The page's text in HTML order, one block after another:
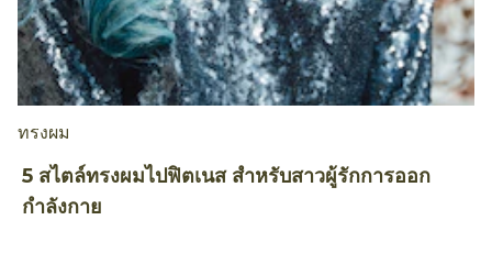
ทรงผม
5 สไตล์ทรงผมไปฟิตเนส สำหรับสาวผู้รักการออก
กำลังกาย